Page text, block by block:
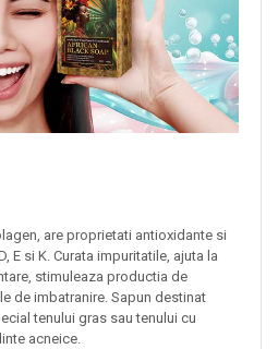
are proprietati antioxidante si
E si K. Curata impuritatile, ajuta la
stimuleaza productia de
de imbatranire. Sapun destinat
tenului gras sau tenului cu
acneice.